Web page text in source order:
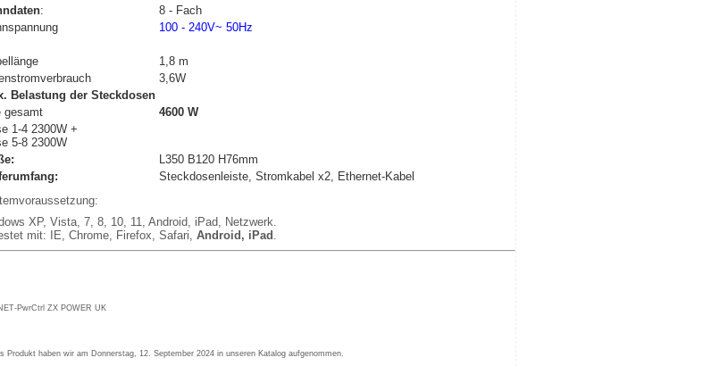
:
8 - Fach
100 - 240V~ 50Hz
1,8 m
3,6W
Belastung der Steckdosen
gesamt
4600 W
1-4 2300W +
5-8 2300W
L350 B120 H76mm
Steckdosenleiste, Stromkabel x2, Ethernet-Kabel
XP, Vista, 7, 8, 10, 11, Android, iPad, Netzwerk.
mit: IE, Chrome, Firefox, Safari, Android, iPad .
Produkt haben wir am Donnerstag, 12. September 2024 in unseren Katalog aufgenommen.